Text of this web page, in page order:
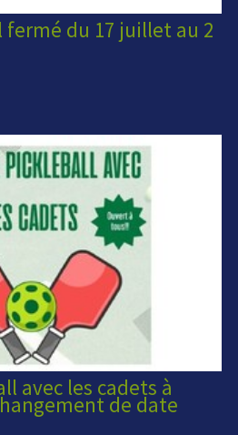
du 17 juillet au 2
avec les cadets à
de date